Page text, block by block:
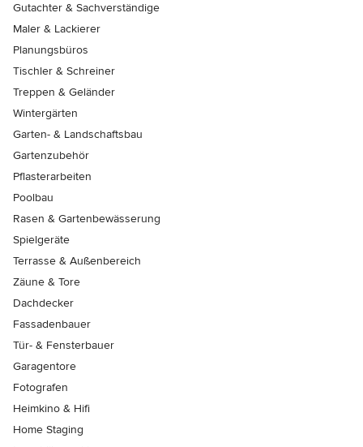
Gutachter & Sachverständige
Maler & Lackierer
Planungsbüros
Tischler & Schreiner
Treppen & Geländer
Wintergärten
Garten- & Landschaftsbau
Gartenzubehör
Pflasterarbeiten
Poolbau
Rasen & Gartenbewässerung
Spielgeräte
Terrasse & Außenbereich
Zäune & Tore
Dachdecker
Fassadenbauer
Tür- & Fensterbauer
Garagentore
Fotografen
Heimkino & Hifi
Home Staging